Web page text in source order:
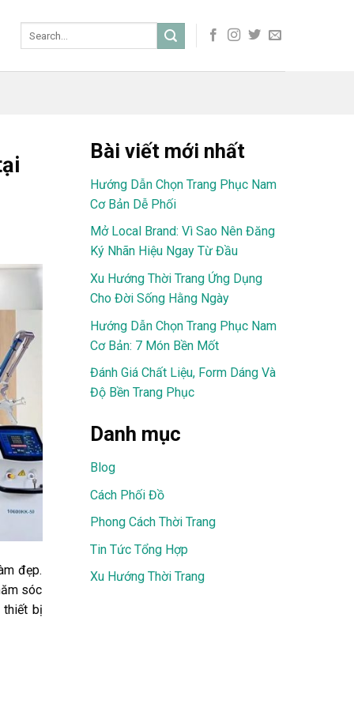
đẹp.
sóc
thiết bị
Bài viết mới nhất
Hướng Dẫn Chọn Trang Phục Nam
Cơ Bản Dễ Phối
Mở Local Brand: Vì Sao Nên Đăng
Ký Nhãn Hiệu Ngay Từ Đầu
Xu Hướng Thời Trang Ứng Dụng
Cho Đời Sống Hằng Ngày
Hướng Dẫn Chọn Trang Phục Nam
Cơ Bản: 7 Món Bền Mốt
Đánh Giá Chất Liệu, Form Dáng Và
Độ Bền Trang Phục
Danh mục
Blog
Cách Phối Đồ
Phong Cách Thời Trang
Tin Tức Tổng Hợp
Xu Hướng Thời Trang